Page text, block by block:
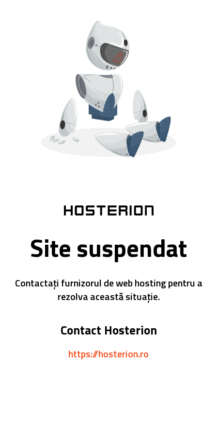
Site suspendat
Contactați furnizorul de web hosting pentru a
rezolva această situație.
Contact Hosterion
https://hosterion.ro